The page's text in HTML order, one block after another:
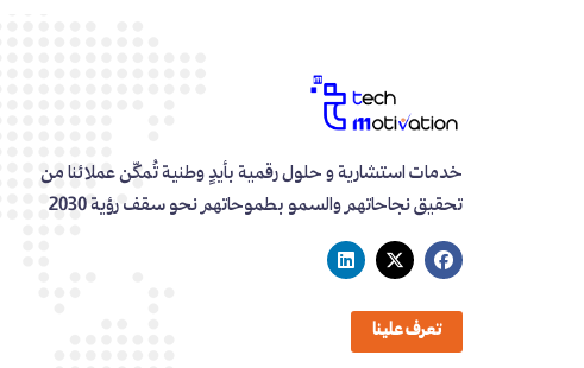
خدمات استشارية و حلول رقمية بأيدٍ وطنية تُمكّن عملائنا من
تحقيق نجاحاتهم والسمو بطموحاتهم نحو سقف رؤية 2030
تعرف علينا